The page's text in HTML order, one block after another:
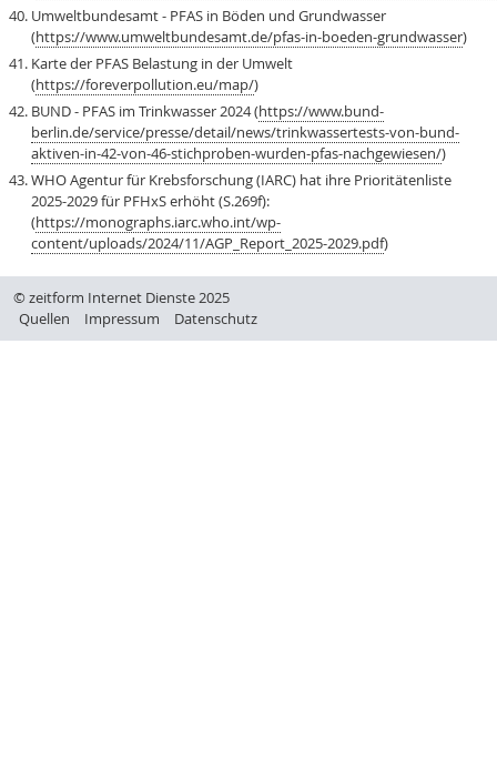
Umweltbundesamt - PFAS in Böden und Grundwasser
(https://www.umweltbundesamt.de/pfas-in-boeden-grundwasser)
Karte der PFAS Belastung in der Umwelt
(https://foreverpollution.eu/map/)
BUND - PFAS im Trinkwasser 2024 (https://www.bund-
berlin.de/service/presse/detail/news/trinkwassertests-von-bund-
aktiven-in-42-von-46-stichproben-wurden-pfas-nachgewiesen/)
WHO Agentur für Krebsforschung (IARC) hat ihre Prioritätenliste
2025-2029 für PFHxS erhöht (S.269f):
(https://monographs.iarc.who.int/wp-
content/uploads/2024/11/AGP_Report_2025-2029.pdf)
© zeitform Internet Dienste 2025
Quellen
Impressum Datenschutz